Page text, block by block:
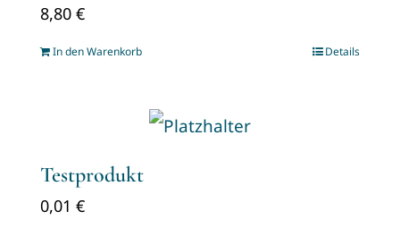
8,80 €
In den Warenkorb Details
Testprodukt
0,01 €